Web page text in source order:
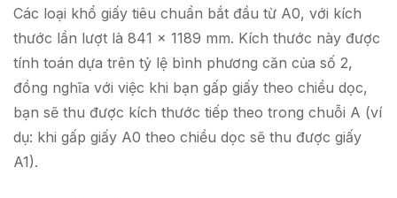
Các loại khổ giấy tiêu chuẩn bắt đầu từ A0, với kích
thước lần lượt là 841 x 1189 mm. Kích thước này được
tính toán dựa trên tỷ lệ bình phương căn của số 2,
đồng nghĩa với việc khi bạn gấp giấy theo chiều dọc,
bạn sẽ thu được kích thước tiếp theo trong chuỗi A (ví
dụ: khi gấp giấy A0 theo chiều dọc sẽ thu được giấy
A1).